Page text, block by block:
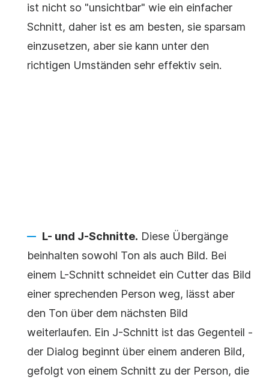
ist nicht so "unsichtbar" wie ein einfacher
Schnitt, daher ist es am besten, sie sparsam
einzusetzen, aber sie kann unter den
richtigen Umständen sehr effektiv sein.
L- und J-Schnitte. Diese Übergänge
beinhalten sowohl Ton als auch Bild. Bei
einem L-Schnitt schneidet ein Cutter das Bild
einer sprechenden Person weg, lässt aber
den Ton über dem nächsten Bild
weiterlaufen. Ein J-Schnitt ist das Gegenteil -
der Dialog beginnt über einem anderen Bild,
gefolgt von einem Schnitt zu der Person, die